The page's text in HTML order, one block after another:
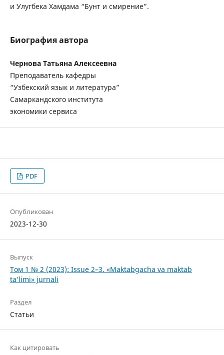
и Улугбека Хамдама “Бунт и смирение”.
Биография автора
Чернова Татьяна Алексеевна
Преподаватель кафедры
“Узбекский язык и литература”
Самаркандского института
экономики сервиса
PDF
Опубликован
2023-12-30
Выпуск
Том 1 № 2 (2023): Issue 2–3. «Maktabgacha va maktab
ta’limi» jurnali
Раздел
Статьи
Как цитировать